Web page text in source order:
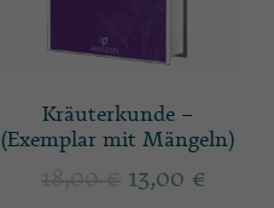
Kräuterkunde –
(Exemplar mit Mängeln)
13,00 €